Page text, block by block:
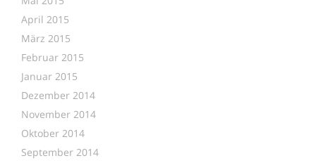
April 2015
März 2015
Februar 2015
Januar 2015
Dezember 2014
November 2014
Oktober 2014
September 2014